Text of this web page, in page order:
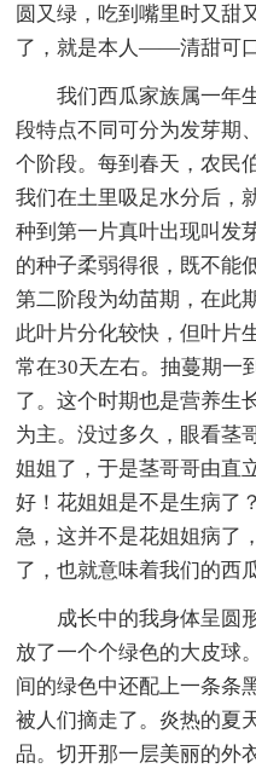
圆又绿，吃到嘴里时又甜
了，就是本人——清甜可口
我们西瓜家族属一年生
段特点不同可分为发芽期
个阶段。每到春天，农民
我们在土里吸足水分后，
种到第一片真叶出现叫
的种子柔弱得很，既不能
第二阶段为幼苗期，在此
此叶片分化较快，但叶片
常在30天左右。抽蔓期一
了。这个时期也是营养生
为主。没过多久，眼看茎
姐姐了，于是茎哥哥由直
好！花姐姐是不是生病了
急，这并不是花姐姐病了
了，也就意味着我们的西
成长中的我身体呈圆形
放了一个个绿色的大皮球
间的绿色中还配上一条条
被人们摘走了。炎热的夏
品。切开那一层美丽的外